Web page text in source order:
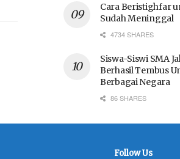
Cara Beristighfar
Sudah Meninggal
4734 SHARES
Siswa-Siswi SMA
Berhasil Tembus
Berbagai Negara
86 SHARES
Follow Us